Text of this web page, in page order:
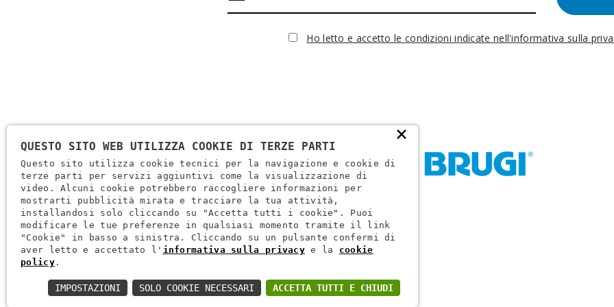
Ho letto e accetto le condizioni indicate nell'informativa sulla
Ragione Sociale: Brugi S.p.A. Creazioni Sportive
Partita IVA IT0088069 023 5
Codice Fiscale E Iscrizione Reg. Impr. Verona 0051416 024 1
REA 166179 Verona -Cap. Soc. € 10.000.000 I.v. - Posiz. Meccanogr. VR 002505
×
QUESTO SITO WEB UTILIZZA COOKIE DI TERZE PARTI
Questo sito utilizza cookie tecnici per la navigazione e cookie di
terze parti per servizi aggiuntivi come la visualizzazione di
video. Alcuni cookie potrebbero raccogliere informazioni per
mostrarti pubblicità mirata e tracciare la tua attività,
installandosi solo cliccando su "Accetta tutti i cookie". Puoi
modificare le tue preferenze in qualsiasi momento tramite il link
"Cookie" in basso a sinistra. Cliccando su un pulsante confermi di
aver letto e accettato l' informativa sulla privacy e la cookie
policy.
ACCETTA TUTTI E CHIUDI
SOLO COOKIE NECESSARI
IMPOSTAZIONI